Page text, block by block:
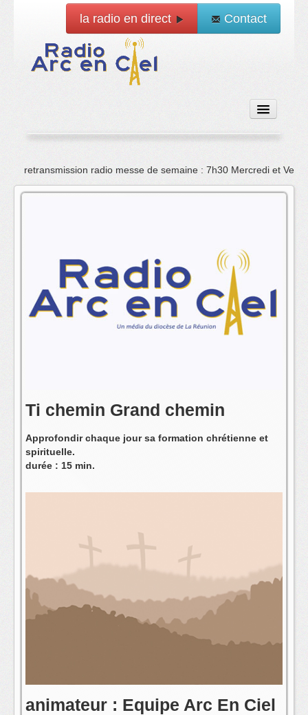
la radio en direct Contact
Accueil
Emissions
La radio
L'équipe
retransmission radio messe de semaine : 7h30 Mercredi et
Ti chemin Grand chemin
Approfondir chaque jour sa formation chrétienne et
spirituelle.
durée : 15 min.
animateur : Equipe Arc En Ciel